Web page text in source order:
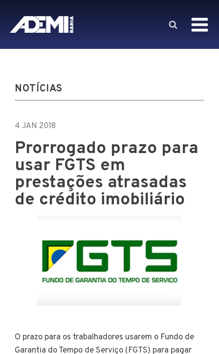
NOTÍCIAS
4 JAN 2018
Prorrogado prazo para
usar FGTS em
prestações atrasadas
de crédito imobiliário
O prazo para os trabalhadores usarem o Fundo de
Garantia do Tempo de Serviço (FGTS) para pagar